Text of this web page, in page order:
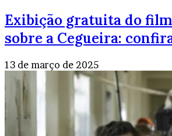
Exibição gratuita do
sobre a Cegueira:
13 de março de 2025